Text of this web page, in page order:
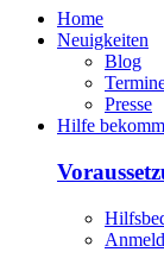
Home
Neuigkeiten
Blog
Presse
Hilfe